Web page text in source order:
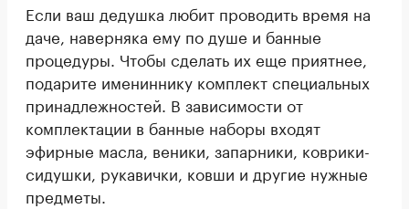
Если ваш дедушка любит проводить время на
даче, наверняка ему по душе и банные
процедуры. Чтобы сделать их еще приятнее,
подарите имениннику комплект специальных
принадлежностей. В зависимости от
комплектации в банные наборы входят
эфирные масла, веники, запарники, коврики-
сидушки, рукавички, ковши и другие нужные
предметы.